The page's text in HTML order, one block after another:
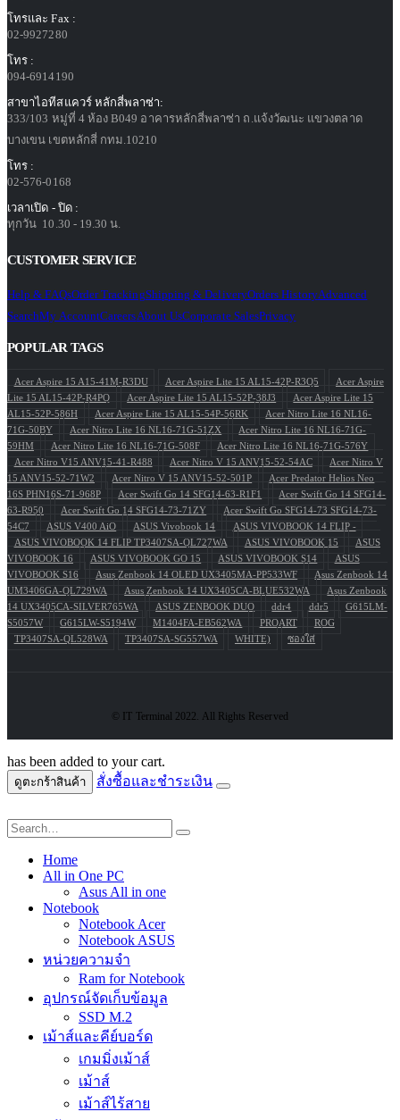
โทรและ Fax :
02-9927280
โทร :
094-6914190
สาขาไอทีสแควร์ หลักสี่พลาซ่า:
333/103 หมู่ที่ 4 ห้อง B049 อาคารหลักสี่พลาซ่า ถ.แจ้งวัฒนะ แขวงตลาด
บางเขน เขตหลักสี่ กทม.10210
โทร :
02-576-0168
เวลาเปิด - ปิด :
ทุกวัน 10.30 - 19.30 น.
CUSTOMER SERVICE
Help & FAQsOrder TrackingShipping & DeliveryOrders HistoryAdvanced
SearchMy AccountCareersAbout UsCorporate SalesPrivacy
POPULAR TAGS
Acer Aspire 15 A15-41M-R3DU Acer Aspire Lite 15 AL15-42P-R3Q5
Acer Aspire
Lite 15 AL15-42P-R4PQ
Acer Aspire Lite 15 AL15-52P-38J3
Acer Aspire Lite 15
AL15-52P-586H
Acer Aspire Lite 15 AL15-54P-56RK
Acer Nitro Lite 16 NL16-
71G-50BY
Acer Nitro Lite 16 NL16-71G-51ZX
Acer Nitro Lite 16 NL16-71G-
59HM
Acer Nitro Lite 16 NL16-71G-508F
Acer Nitro Lite 16 NL16-71G-576Y
Acer Nitro V15 ANV15-41-R488
Acer Nitro V 15 ANV15-52-54AC
Acer Nitro V
15 ANV15-52-71W2
Acer Nitro V 15 ANV15-52-501P
Acer Predator Helios Neo
16S PHN16S-71-968P
Acer Swift Go 14 SFG14-63-R1F1
Acer Swift Go 14 SFG14-
63-R950
Acer Swift Go 14 SFG14-73-71ZY
Acer Swift Go SFG14-73 SFG14-73-
54C7
ASUS V400 AiO ASUS Vivobook 14
ASUS VIVOBOOK 14 FLIP -
ASUS VIVOBOOK 14 FLIP TP3407SA-QL727WA
ASUS VIVOBOOK 15
ASUS
VIVOBOOK 16
ASUS VIVOBOOK GO 15 ASUS VIVOBOOK S14
ASUS
VIVOBOOK S16
Asus Zenbook 14 OLED UX3405MA-PP533WF
Asus Zenbook 14
UM3406GA-QL729WA
Asus Zenbook 14 UX3405CA-BLUE532WA
Asus Zenbook
14 UX3405CA-SILVER765WA
ASUS ZENBOOK DUO ddr4 ddr5
G615LM-
S5057W
G615LW-S5194W M1404FA-EB562WA PROART
ROG
TP3407SA-QL528WA
TP3407SA-SG557WA WHITE) ซองใส่
© IT Terminal 2022. All Rights Reserved
has been added to your cart.
ดูตะกร้าสินค้า สั่งซื้อและชำระเงิน
Home
All in One PC
Asus All in one
Notebook
Notebook Acer
Notebook ASUS
หน่วยความจำ
Ram for Notebook
อุปกรณ์จัดเก็บข้อมูล
SSD M.2
เม้าส์และคีย์บอร์ด
เกมมิ่งเม้าส์
เม้าส์
เม้าส์ไร้สาย